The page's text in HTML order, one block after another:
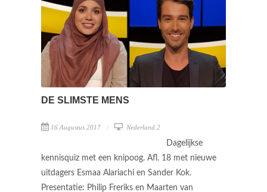
DE SLIMSTE MENS
16 Augustus 2017 Nederland 2
Dagelijkse
kennisquiz met een knipoog. Afl. 18 met nieuwe
uitdagers Esmaa Alariachi en Sander Kok.
Presentatie: Philip Freriks en Maarten van